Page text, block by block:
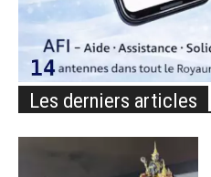
Les derniers articles